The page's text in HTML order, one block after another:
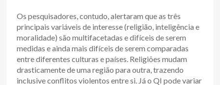
Os pesquisadores, contudo, alertaram que as três
principais variáveis de interesse (religião, inteligência e
moralidade) são multifacetadas e difíceis de serem
medidas e ainda mais difíceis de serem comparadas
entre diferentes culturas e países. Religiões mudam
drasticamente de uma região para outra, trazendo
inclusive conflitos violentos entre si. Já o QI pode variar